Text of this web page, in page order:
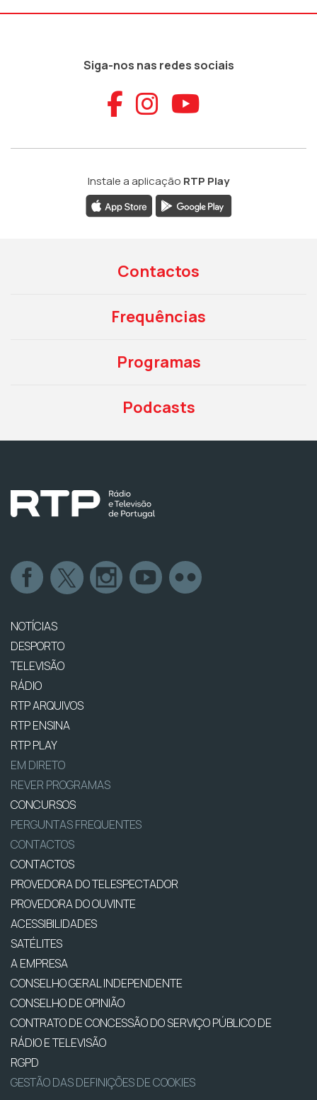
Siga-nos nas redes sociais
Aceder ao
Aceder ao
Aceder
Instale a aplicação RTP Play
Contactos
Frequências
Programas
Podcasts
NOTÍCIAS
DESPORTO
TELEVISÃO
RÁDIO
RTP ARQUIVOS
RTP ENSINA
RTP PLAY
EM DIRETO
REVER PROGRAMAS
CONCURSOS
PERGUNTAS FREQUENTES
CONTACTOS
CONTACTOS
PROVEDORA DO TELESPECTADOR
PROVEDORA DO OUVINTE
ACESSIBILIDADES
SATÉLITES
A EMPRESA
CONSELHO GERAL INDEPENDENTE
CONSELHO DE OPINIÃO
CONTRATO DE CONCESSÃO DO SERVIÇO PÚBLICO DE
RÁDIO E TELEVISÃO
RGPD
GESTÃO DAS DEFINIÇÕES DE COOKIES